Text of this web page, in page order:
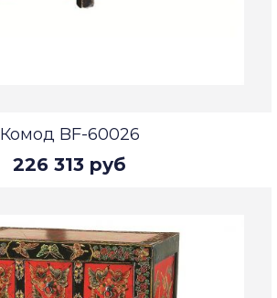
Комод BF-60026
226 313 руб